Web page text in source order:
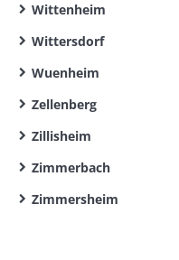
Wittenheim
Wittersdorf
Wuenheim
Zellenberg
Zillisheim
Zimmerbach
Zimmersheim